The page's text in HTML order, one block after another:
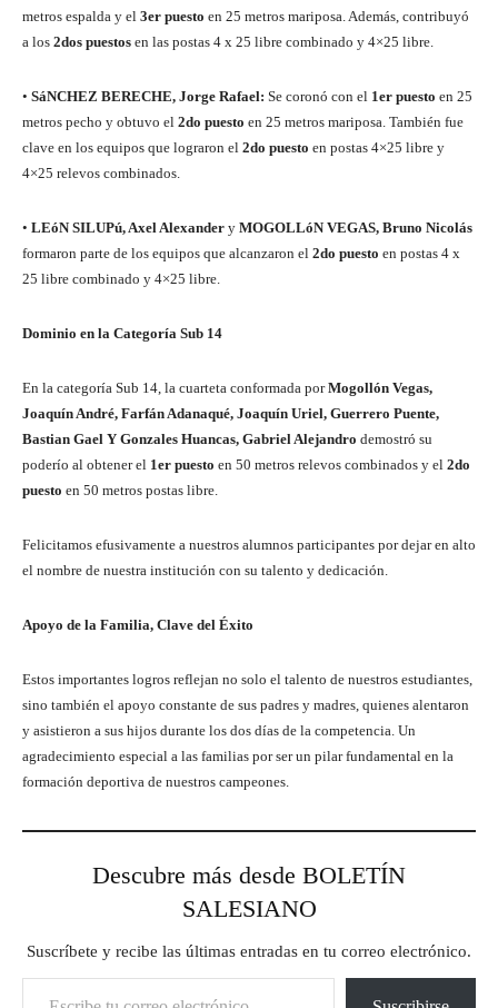
metros espalda y el 3er puesto en 25 metros mariposa. Además, contribuyó
a los 2dos puestos en las postas 4 x 25 libre combinado y 4×25 libre.
• SáNCHEZ BERECHE, Jorge Rafael: Se coronó con el 1er puesto en 25
metros pecho y obtuvo el 2do puesto en 25 metros mariposa. También fue
clave en los equipos que lograron el 2do puesto en postas 4×25 libre y
4×25 relevos combinados.
• LEóN SILUPú, Axel Alexander y MOGOLLóN VEGAS, Bruno Nicolás
formaron parte de los equipos que alcanzaron el 2do puesto en postas 4 x
25 libre combinado y 4×25 libre.
Dominio en la Categoría Sub 14
En la categoría Sub 14, la cuarteta conformada porMogollón Vegas,
Joaquín André, Farfán Adanaqué, Joaquín Uriel, Guerrero Puente,
Bastian Gael Y Gonzales Huancas, Gabriel Alejandro demostró su
poderío al obtener el 1er puesto en 50 metros relevos combinados y el 2do
puesto en 50 metros postas libre.
Felicitamos efusivamente a nuestros alumnos participantes por dejar en alto
el nombre de nuestra institución con su talento y dedicación.
Apoyo de la Familia, Clave del Éxito
Estos importantes logros reflejan no solo el talento de nuestros estudiantes,
sino también el apoyo constante de sus padres y madres, quienes alentaron
y asistieron a sus hijos durante los dos días de la competencia. Un
agradecimiento especial a las familias por ser un pilar fundamental en la
formación deportiva de nuestros campeones.
Descubre más desde BOLETÍN
SALESIANO
Suscríbete y recibe las últimas entradas en tu correo electrónico.
Escribe tu correo electrónico…